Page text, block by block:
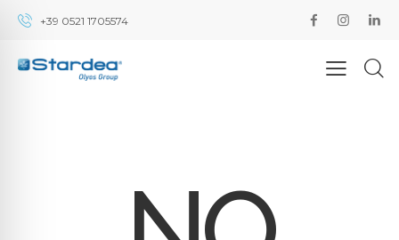
+39 0521 1705574